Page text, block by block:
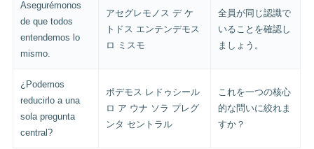
Asegurémonos
de que todos
entendemos lo
mismo.
アセグレモノス デ ケ
トドス エンテンデモス
ロ ミスモ
全員が同じ認識で
いることを確認し
ましょう。
¿Podemos
reducirlo a una
sola pregunta
central?
ポデモス レドゥシール
ロ ア ウナ ソラ プレグ
ンタ セントラル
これを一つの核心
的な問いに絞れま
すか？